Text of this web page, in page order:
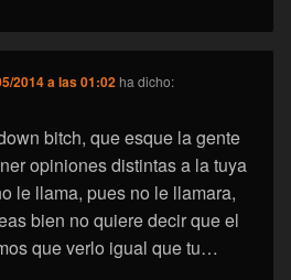
2014 a las 01:02 ha dicho:
bitch, que esque la gente
opiniones distintas a la tuya
le llama, pues no le llamara,
bien no quiere decir que el
que verlo igual que tu…